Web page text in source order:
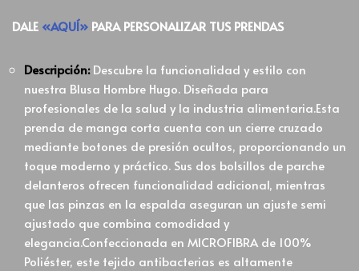
DALE «AQUÍ» PARA PERSONALIZAR TUS PRENDAS
Descripción:Descubre la funcionalidad y estilo con
nuestra Blusa Hombre Hugo. Diseñada para
profesionales de la salud y la industria alimentaria.Esta
prenda de manga corta cuenta con un cierre cruzado
mediante botones de presión ocultos, proporcionando un
toque moderno y práctico. Sus dos bolsillos de parche
delanteros ofrecen funcionalidad adicional, mientras
que las pinzas en la espalda aseguran un ajuste semi
ajustado que combina comodidad y
elegancia.Confeccionada en MICROFIBRA de 100%
Poliéster, este tejido antibacterias es altamente